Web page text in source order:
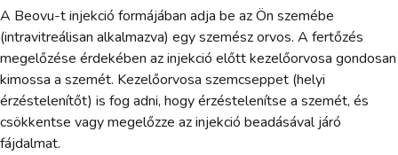
A Beovu-t injekció formájában adja be az Ön szemébe
(intravitreálisan alkalmazva) egy szemész orvos. A fertőzés
megelőzése érdekében az injekció előtt kezelőorvosa gondosan
kimossa a szemét. Kezelőorvosa szemcseppet (helyi
érzéstelenítőt) is fog adni, hogy érzéstelenítse a szemét, és
csökkentse vagy megelőzze az injekció beadásával járó
fájdalmat.